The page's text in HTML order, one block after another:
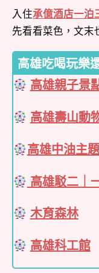
入住承億酒店一泊
先看看菜色，文末
高雄吃喝玩樂
高雄親子景
高雄壽山動
高雄中油主
高雄駁二｜
木育森林
高雄科工館